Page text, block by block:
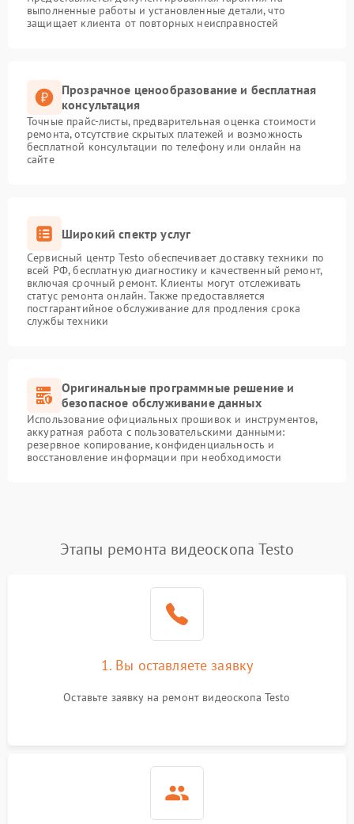
выполненные работы и установленные детали, что
защищает клиента от повторных неисправностей
Прозрачное ценообразование и бесплатная
консультация
Точные прайс-листы, предварительная оценка стоимости
ремонта, отсутствие скрытых платежей и возможность
бесплатной консультации по телефону или онлайн на
сайте
Широкий спектр услуг
Сервисный центр Testo обеспечивает доставку техники по
всей РФ, бесплатную диагностику и качественный ремонт,
включая срочный ремонт. Клиенты могут отслеживать
статус ремонта онлайн. Также предоставляется
постгарантийное обслуживание для продления срока
службы техники
Оригинальные программные решение и
безопасное обслуживание данных
Использование официальных прошивок и инструментов,
аккуратная работа с пользовательскими данными:
резервное копирование, конфиденциальность и
восстановление информации при необходимости
Этапы ремонта видеоскопа Testo
1. Вы оставляете заявку
Оставьте заявку на ремонт видеоскопа Testo